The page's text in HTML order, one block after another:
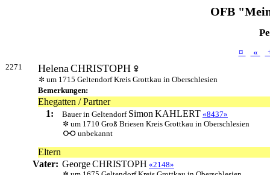
OFB
¤ «
2271 HelenaCHRISTOPH
um 1715 Geltendorf Kreis Grottkau in Oberschlesien
Bemerkungen:
Ehegatten / Partner
1:
Bauer in Geltendorf Simon KAHLERT «8437»
um 1710 Groß Briesen Kreis Grottkau in Oberschlesien
unbekannt
Eltern
Vater: GeorgeCHRISTOPH «2148»